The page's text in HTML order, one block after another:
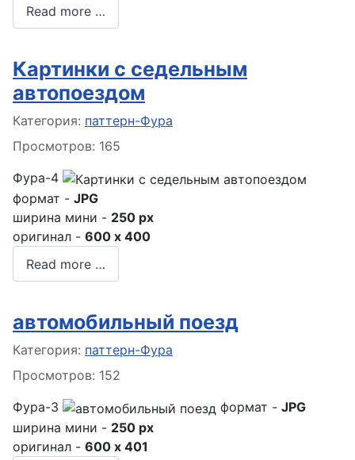
Read more …
Картинки с седельным
автопоездом
Информация о материале
Категория: паттерн-Фура
Просмотров: 165
Фура-4
формат - JPG
ширина мини - 250 px
оригинал - 600 x 400
Read more …
автомобильный поезд
Информация о материале
Категория: паттерн-Фура
Просмотров: 152
Фура-3
формат - JPG
ширина мини - 250 px
оригинал - 600 x 401